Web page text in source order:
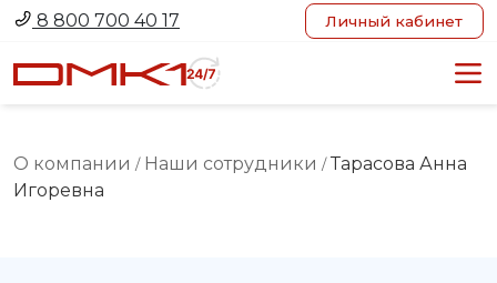
8 800 700 40 17 Личный кабинет
О компании / Наши сотрудники / Тарасова Анна
Игоревна